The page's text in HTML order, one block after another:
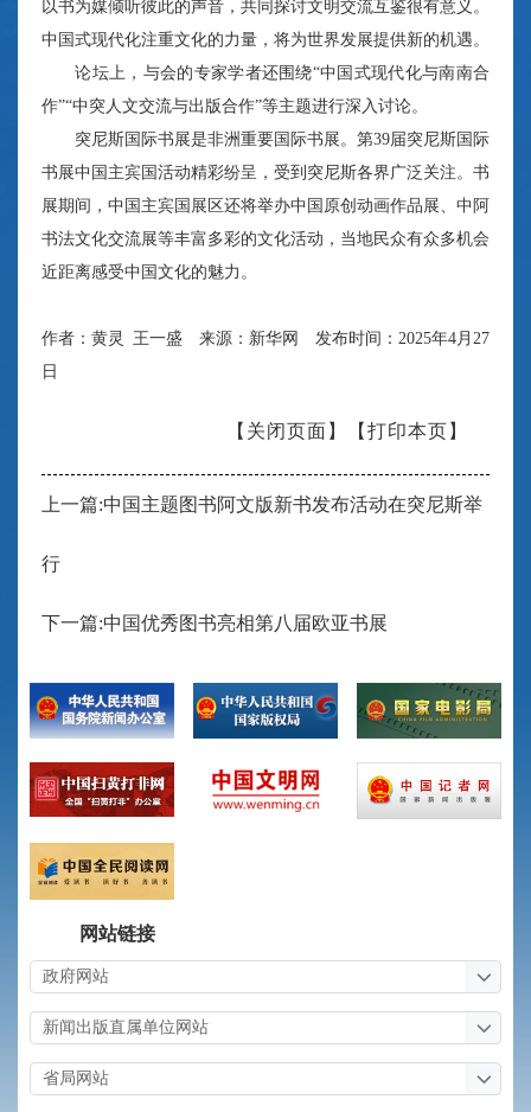
以书为媒倾听彼此的声音，共同探讨文明交流互鉴很有意义。
中国式现代化注重文化的力量，将为世界发展提供新的机遇。
论坛上，与会的专家学者还围绕“中国式现代化与南南合
作”“中突人文交流与出版合作”等主题进行深入讨论。
突尼斯国际书展是非洲重要国际书展。第39届突尼斯国际
书展中国主宾国活动精彩纷呈，受到突尼斯各界广泛关注。书
展期间，中国主宾国展区还将举办中国原创动画作品展、中阿
书法文化交流展等丰富多彩的文化活动，当地民众有众多机会
近距离感受中国文化的魅力。
作者：黄灵 王一盛 来源：新华网 发布时间：2025年4月27
日
【打印本页】
【关闭页面】
上一篇:中国主题图书阿文版新书发布活动在突尼斯举
行
下一篇:中国优秀图书亮相第八届欧亚书展
网站链接